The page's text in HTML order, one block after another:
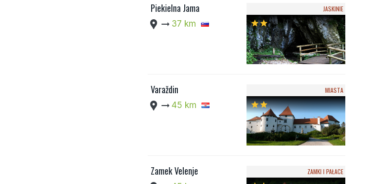
Piekielna Jama
location_pin arrow_right_alt 37 km
JASKINIE
starstar
Varaždin
location_pin arrow_right_alt 45 km
MIASTA
starstar
Zamek Velenje ZAMKI I PAŁACE